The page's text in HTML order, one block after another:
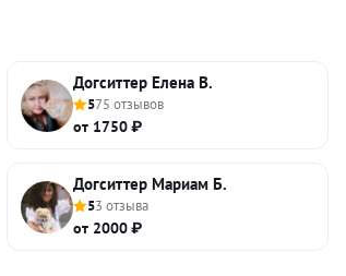
Догситтер Елена В.
575 отзывов
от 1750 ₽
Догситтер Мариам Б.
53 отзыва
от 2000 ₽